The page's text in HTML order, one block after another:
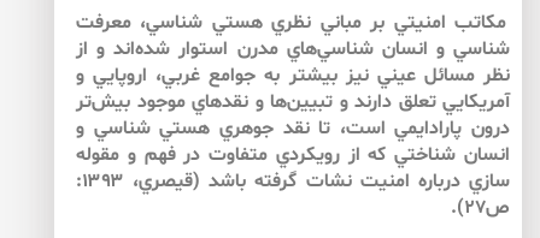
مكاتب امنيتي بر مباني نظري هستي شناسي، معرفت
شناسي و انسان شناسي‌هاي مدرن استوار شده‌اند و از
نظر مسائل عيني نيز بيش­تر به جوامع غربي، اروپايي و
آمريكايي تعلق دارند و تبيين‌ها و نقدهاي موجود بيش‌تر
درون پارادايمي است، تا نقد جوهري هستي شناسي و
انسان شناختي كه از رويكردي متفاوت در فهم و مقوله
سازي درباره امنيت نشات گرفته باشد (قيصري، ۱۳۹۳:
ص۲۷).